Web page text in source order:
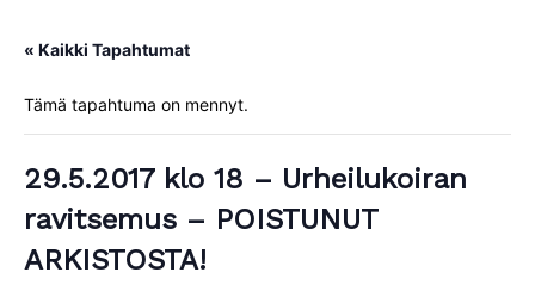
« Kaikki Tapahtumat
Tämä tapahtuma on mennyt.
29.5.2017 klo 18 – Urheilukoiran
ravitsemus – POISTUNUT
ARKISTOSTA!